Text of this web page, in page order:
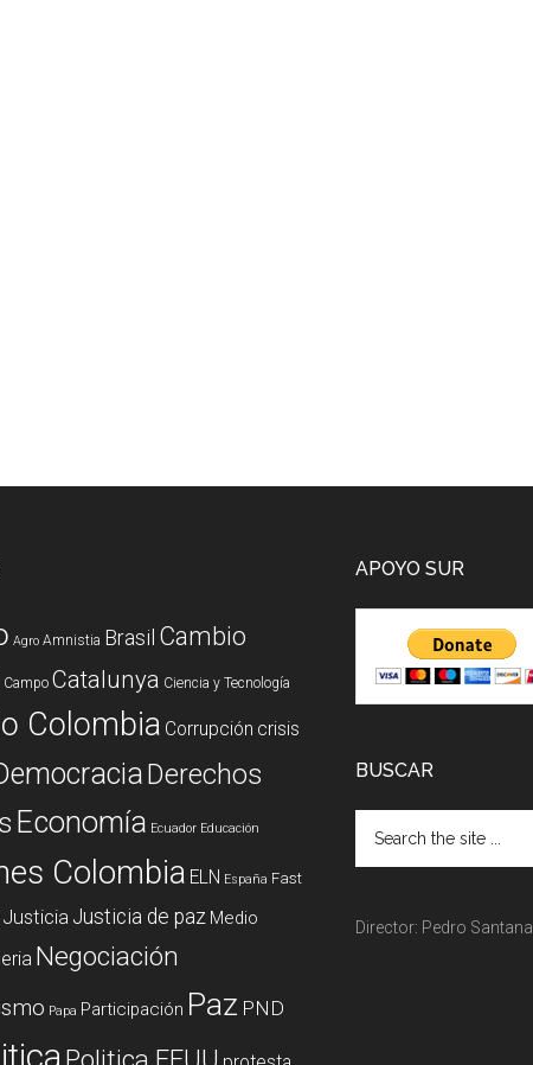
Agro Amnistia Brasil Cambio
Campo Catalunya Ciencia y Tecnología
Colombia Corrupción crisis
Derechos
Economía Ecuador Educación
Colombia ELN España Fast
Justicia Justicia de paz Medio
Negociación
Papa Participación Paz PND
APOYO SUR
BUSCAR
Director: Pedro Santana